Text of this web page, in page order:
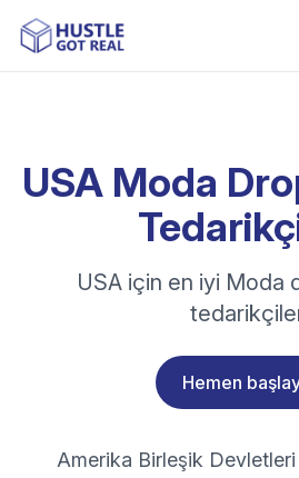
USA Moda
USA için en iyi Moda
Hemen
Amerika Birleşik